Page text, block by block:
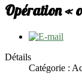
Opération «
Détails
Catégorie :